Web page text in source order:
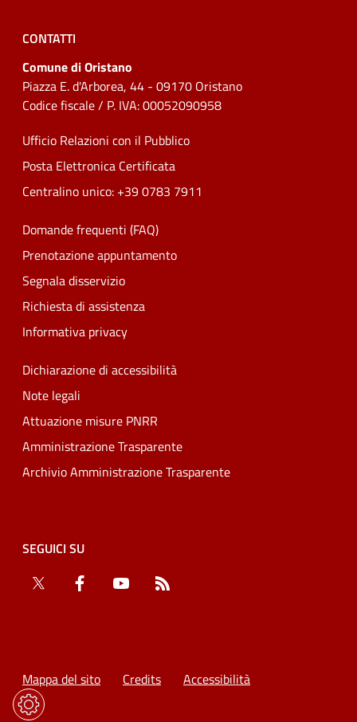
CONTATTI
Comune di Oristano
Piazza E. d'Arborea, 44 - 09170 Oristano
Codice fiscale / P. IVA: 00052090958
Ufficio Relazioni con il Pubblico
Posta Elettronica Certificata
Centralino unico: +39 0783 7911
Domande frequenti (FAQ)
Prenotazione appuntamento
Segnala disservizio
Richiesta di assistenza
Informativa privacy
Dichiarazione di accessibilità
Note legali
Attuazione misure PNRR
Amministrazione Trasparente
Archivio Amministrazione Trasparente
SEGUICI SU
Twitter
Facebook YouTube
Mappa del sito Credits Accessibilità